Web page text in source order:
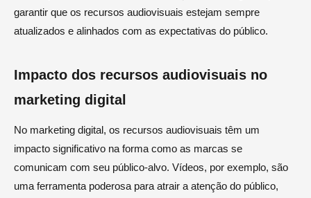
garantir que os recursos audiovisuais estejam sempre
atualizados e alinhados com as expectativas do público.
Impacto dos recursos audiovisuais no
marketing digital
No marketing digital, os recursos audiovisuais têm um
impacto significativo na forma como as marcas se
comunicam com seu público-alvo. Vídeos, por exemplo, são
uma ferramenta poderosa para atrair a atenção do público,